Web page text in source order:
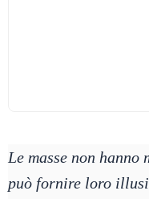
Le masse non
può fornire loro